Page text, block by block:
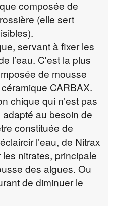
composée de
(elle sert
servant à fixer les
l’eau. C'est la plus
de mousse
CARBAX.
chique qui n’est pas
au besoin de
constituée de
l’eau, de Nitrax
nitrates, principale
des algues. Ou
de diminuer le